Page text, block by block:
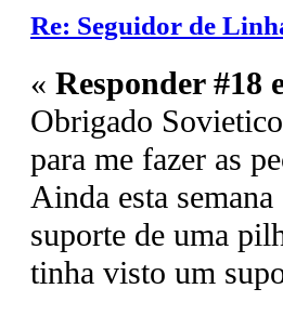
Re: Seguidor de
« Responder #18
Obrigado
para me fazer as
Ainda esta
suporte de uma
tinha visto um